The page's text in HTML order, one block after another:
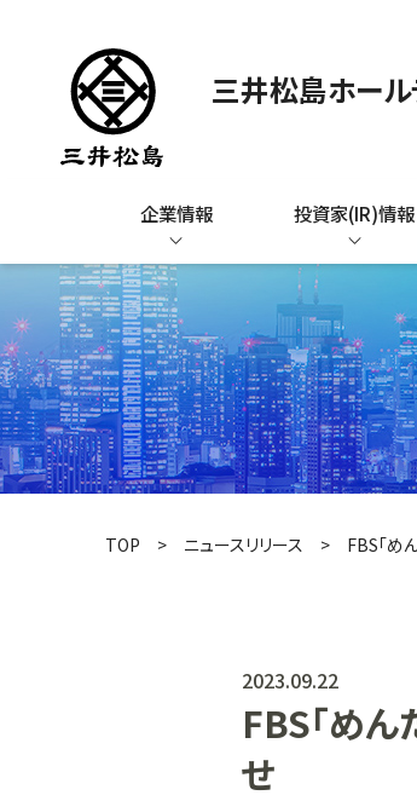
三井松島ホー
企業情報 投資家(IR)情報
TOP ニュースリリース FBS「め
2023.09.22
FBS「め
せ